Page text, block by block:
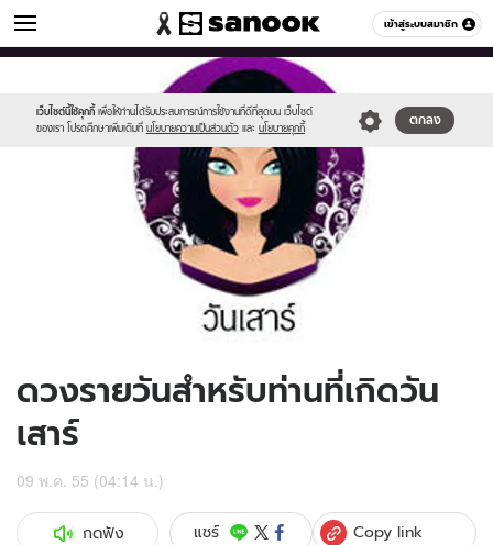
เข้าสู่ระบบสมาชิก
ดูดวง หมวดอื่นๆ
เว็บไซต์นี้ใช้คุกกี้ เพื่อให้ท่านได้รับประสบการณ์การใช้งานที่ดีที่สุดบน เว็บไซต์
ของเรา โปรดศึกษาเพิ่มเติมที่ นโยบายความเป็นส่วนตัว และ นโยบายคุกกี้
ตกลง
//s.isanook.com/sr/0/images/logo-
sanook.png
//s.isanook.com/ho/0/ud/5/29053/170-
ดวงรายวันสำหรับท่านที่เกิดวัน
เสาร์
09 พ.ค. 55 (04:14 น.)
กดฟัง แชร์ Copy link